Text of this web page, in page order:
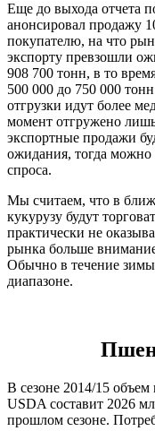
Еще до выхода отчета
анонсировал продажу
покупателю, на что
экспорту превзошли
908 700 тонн, в то
500 000 до 750 000
отгрузки идут более
момент отгружено
экспортные продажи
ожидания, тогда можно
спроса.
Мы считаем, что в
кукурузу будут
практически не
рынка больше
Обычно в течение зимы
диапазоне.
В сезоне 2014/15
USDA составит 2026
прошлом сезоне.